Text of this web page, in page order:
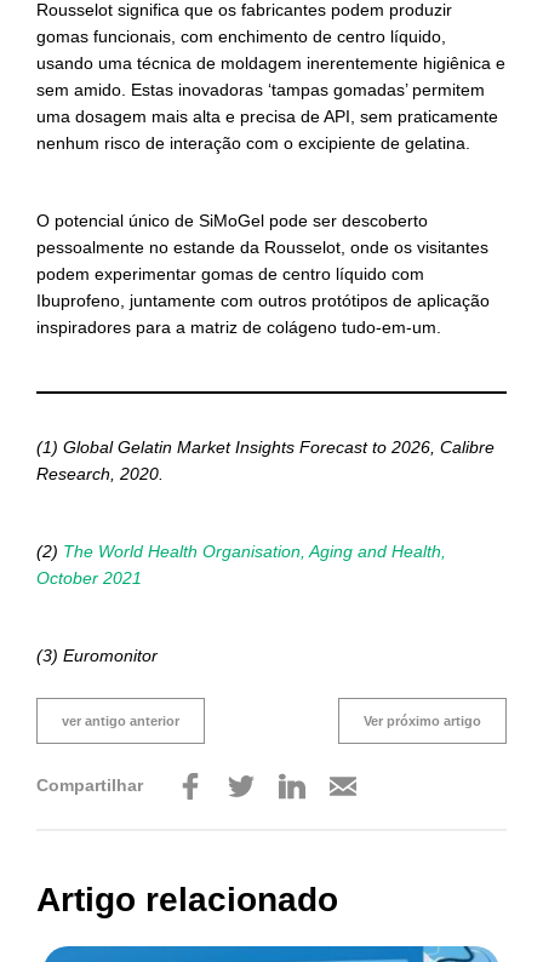
Rousselot significa que os fabricantes podem produzir
gomas funcionais, com enchimento de centro líquido,
usando uma técnica de moldagem inerentemente higiênica e
sem amido. Estas inovadoras ‘tampas gomadas’ permitem
uma dosagem mais alta e precisa de API, sem praticamente
nenhum risco de interação com o excipiente de gelatina.
O potencial único de SiMoGel pode ser descoberto
pessoalmente no estande da Rousselot, onde os visitantes
podem experimentar gomas de centro líquido com
Ibuprofeno, juntamente com outros protótipos de aplicação
inspiradores para a matriz de colágeno tudo-em-um.
(1) Global Gelatin Market Insights Forecast to 2026, Calibre
Research, 2020.
(2) The World Health Organisation, Aging and Health,
October 2021
(3) Euromonitor
ver antigo anterior Ver próximo artigo
Compartilhar
Artigo relacionado